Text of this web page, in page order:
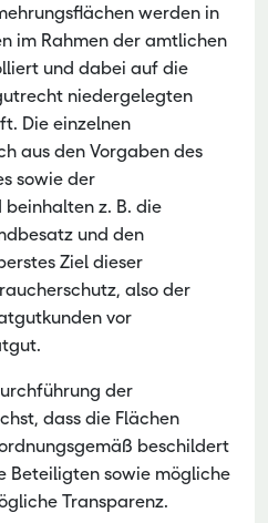
werden in
im Rahmen der amtlichen
und dabei auf die
niedergelegten
Die einzelnen
aus den Vorgaben des
sowie der
z. B. die
und den
Ziel dieser
also der
vor
der
dass die Flächen
beschildert
Beteiligten sowie mögliche
Transparenz.